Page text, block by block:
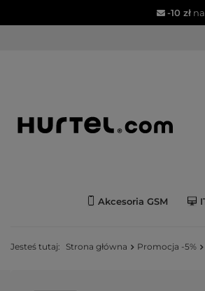
-10 złna
Akcesoria GSM
Jesteś tutaj: Strona główna Promocja -5%